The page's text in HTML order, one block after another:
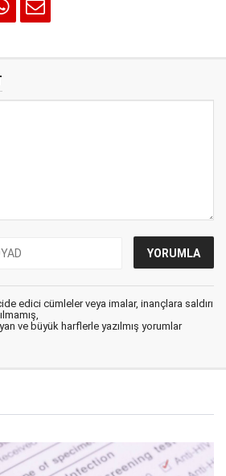
edici cümleler veya imalar, inançlara saldırı
ve büyük harflerle yazılmış yorumlar